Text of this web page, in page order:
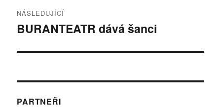
NÁSLEDUJÍCÍ
Následující
BURANTEATR dává šanci
PARTNEŘI